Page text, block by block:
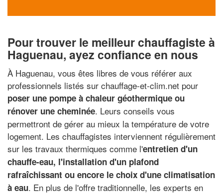
Pour trouver le meilleur chauffagiste à
Haguenau, ayez confiance en nous
À Haguenau, vous êtes libres de vous référer aux
professionnels listés sur chauffage-et-clim.net pour
poser une pompe à chaleur géothermique ou
rénover une cheminée. Leurs conseils vous
permettront de gérer au mieux la température de votre
logement. Les chauffagistes interviennent régulièrement
sur les travaux thermiques comme l'entretien d'un
chauffe-eau, l'installation d'un plafond
rafraîchissant ou encore le choix d'une climatisation
à eau. En plus de l'offre traditionnelle, les experts en